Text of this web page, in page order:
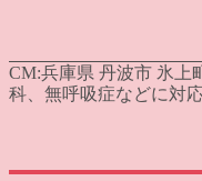
CM:兵庫県 丹波市 氷上
科、無呼吸症などに対